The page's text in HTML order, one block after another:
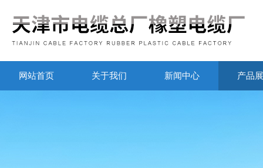
网站首页 关于我们 新闻中心 产品